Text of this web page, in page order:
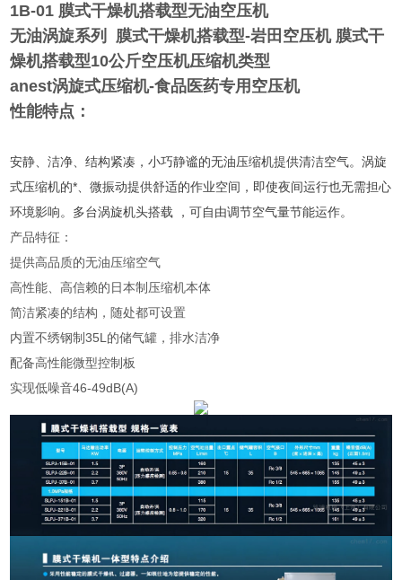
1B-01 膜式干燥机搭载型无油空压机
无油涡旋系列 膜式干燥机搭载型-岩田空压机 膜式干
燥机搭载型10公斤空压机压缩机类型
anest涡旋式压缩机-食品医药专用空压机
性能特点：
安静、洁净、结构紧凑，小巧静谧的无油压缩机提供清洁空气。涡旋
式压缩机的*、微振动提供舒适的作业空间，即使夜间运行也无需担心
环境影响。多台涡旋机头搭载 ，可自由调节空气量节能运作。
产品特征：
提供高品质的无油压缩空气
高性能、高信赖的日本制压缩机本体
简洁紧凑的结构，随处都可设置
内置不绣钢制35L的储气罐，排水洁净
配备高性能微型控制板
实现低噪音46-49dB(A)